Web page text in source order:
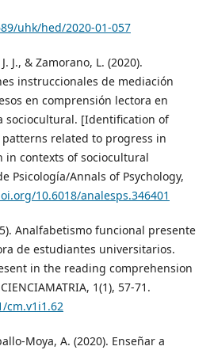
uhk/hed/2020-01-057
J., & Zamorano, L. (2020).
instruccionales de mediación
en comprensión lectora en
sociocultural. [Identification of
related to progress in
in contexts of sociocultural
Psicología/Annals of Psychology,
10.6018/analesps.346401
Analfabetismo funcional presente
de estudiantes universitarios.
in the reading comprehension
1(1), 57-71.
cm.v1i1.62
Moya, A. (2020). Enseñar a